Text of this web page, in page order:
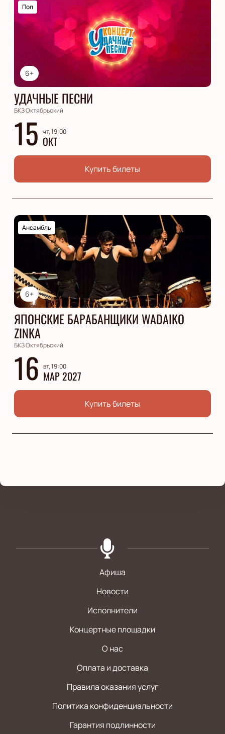
6+
Поп
УДАЧНЫЕ ПЕСНИ
БКЗ Октябрьский
15 чт, 19:00
ОКТ
Купить билеты
6+
Ансамбль
ЯПОНСКИЕ БАРАБАНЩИКИ WADAIKO
ZINKA
БКЗ Октябрьский
16 вт, 19:00
МАР 2027
Купить билеты
Афиша
Новости
Исполнители
Концертные площадки
О нас
Оплата и доставка
Правила оказания услуг
Политика конфиденциальности
Гарантия подлинности